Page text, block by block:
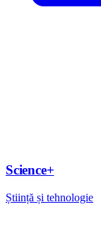
Science+
Știință și tehnologie